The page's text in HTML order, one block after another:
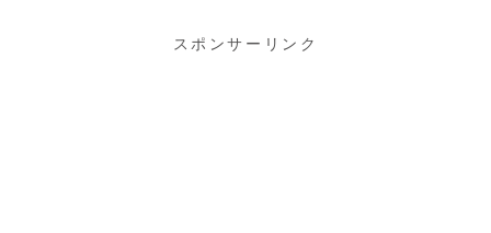
スポンサーリンク